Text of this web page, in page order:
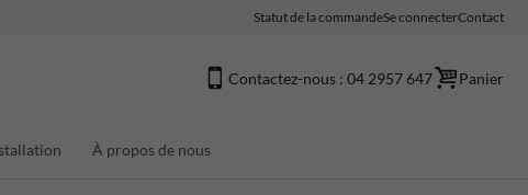
Statut de la commandeSe connecterContact
Contactez-nous : 04 2957 647 Panier
À propos de nous